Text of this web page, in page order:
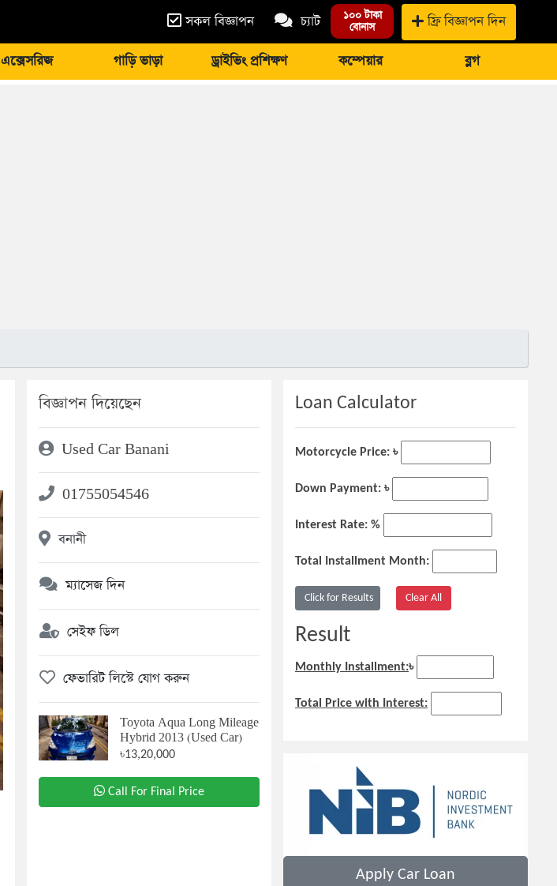
সকল বিজ্ঞাপন চ্যাট ১০০ টাকা
বোনাস ফ্রি বিজ্ঞাপন দিন
এক্সেসরিজ গাড়ি ভাড়া ড্রাইভিং প্রশিক্ষণ কম্পেয়ার ব্লগ
বিজ্ঞাপন দিয়েছেন
Used Car Banani
01755054546
বনানী
ম্যাসেজ দিন
সেইফ ডিল
ফেভারিট লিস্টে যোগ করুন
Toyota Aqua Long Mileage
Hybrid 2013 (Used Car)
৳13,20,000
Call For Final Price
Loan Calculator
Motorcycle Price: ৳
Down Payment: ৳
Interest Rate: %
Total Installment Month:
Result
Monthly Installment:৳
Total Price with Interest:
Apply Car Loan